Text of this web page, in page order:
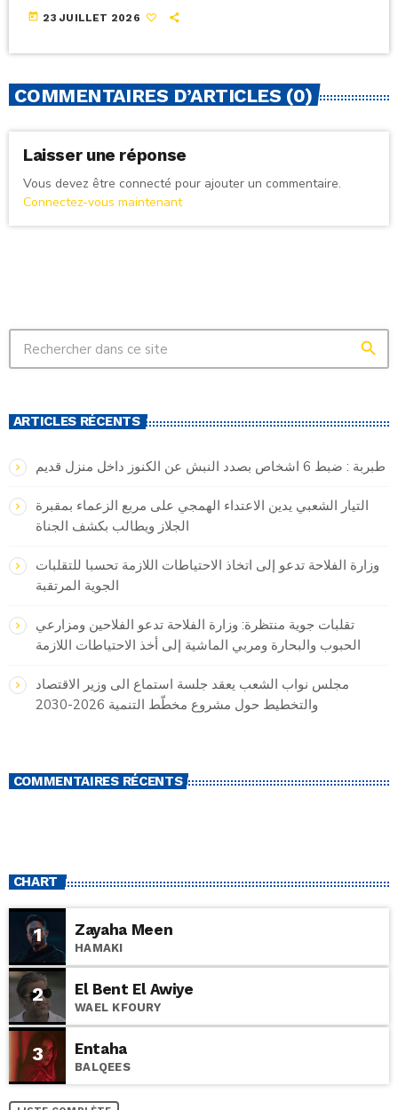
today 23 JUILLET 2026
COMMENTAIRES D’ARTICLES (0)
Laisser une réponse
Vous devez être connecté pour ajouter un commentaire.
Connectez-vous maintenant
search
ARTICLES RÉCENTS
طبربة : ضبط 6 اشخاص بصدد النبش عن الكنوز داخل منزل قديم
التيار الشعبي يدين الاعتداء الهمجي على مربع الزعماء بمقبرة
الجلاز ويطالب بكشف الجناة
وزارة الفلاحة تدعو إلى اتخاذ الاحتياطات اللازمة تحسبا للتقلبات
الجوية المرتقبة
تقلبات جوية منتظرة: وزارة الفلاحة تدعو الفلاحين ومزارعي
الحبوب والبحارة ومربي الماشية إلى أخذ الاحتياطات اللازمة
مجلس نواب الشعب يعقد جلسة استماع الى وزير الاقتصاد
والتخطيط حول مشروع مخطّط التنمية 2026-2030
COMMENTAIRES RÉCENTS
CHART
1 Zayaha Meen
HAMAKI
2 El Bent El Awiye
WAEL KFOURY
3 Entaha
BALQEES